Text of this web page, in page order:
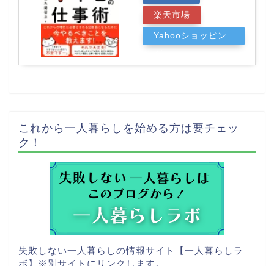
楽天市場
Yahooショッピン
これから一人暮らしを始める方は要チェッ
ク！
失敗しない一人暮らしの情報サイト【一人暮らしラ
ボ】
※別サイトにリンクします。